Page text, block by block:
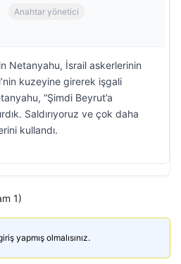
Anahtar yönetici
Netanyahu, İsrail askerlerinin
kuzeyine girerek işgali
“Şimdi Beyrut’a
Saldırıyoruz ve çok daha
kullandı.
1)
yapmış olmalısınız.